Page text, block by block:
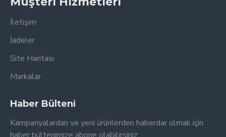
İletişim
İadeler
Site Haritası
Markalar
Haber Bülteni
Kampanyalardan ve yeni ürünlerden haberdar olmak için